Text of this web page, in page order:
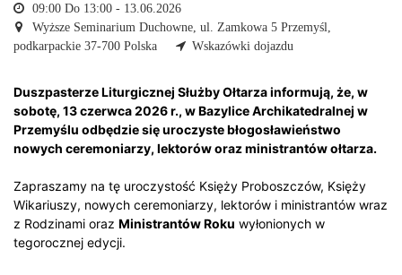
09:00 Do 13:00 - 13.06.2026
Wyższe Seminarium Duchowne, ul. Zamkowa 5 Przemyśl,
podkarpackie 37-700 Polska
Wskazówki dojazdu
Duszpasterze Liturgicznej Służby Ołtarza informują, że, w
sobotę, 13 czerwca 2026 r., w Bazylice Archikatedralnej w
Przemyślu odbędzie się uroczyste błogosławieństwo
nowych ceremoniarzy, lektorów oraz ministrantów ołtarza.
Zapraszamy na tę uroczystość Księży Proboszczów, Księży
Wikariuszy, nowych ceremoniarzy, lektorów i ministrantów wraz
z Rodzinami oraz Ministrantów Roku wyłonionych w
tegorocznej edycji.